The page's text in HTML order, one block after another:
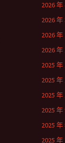
2026 年
2026 年
2026 年
2026 年
2025 年
2025 年
2025 年
2025 年
2025 年
2025 年